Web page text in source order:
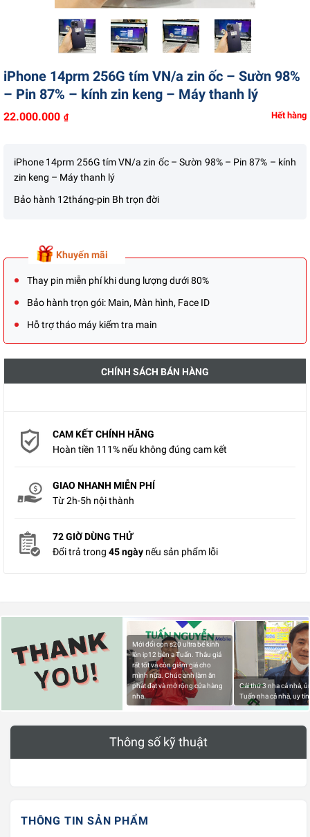
iPhone 14prm 256G tím VN/a zin ốc – Sườn 98%
– Pin 87% – kính zin keng – Máy thanh lý
22.000.000 ₫
iPhone 14prm 256G tím VN/a zin ốc – Sườn 98% – Pin 87% – kính
zin keng – Máy thanh lý
Bảo hành 12tháng-pin Bh trọn đời
Hết hàng
Khuyến mãi
Thay pin miễn phí khi dung lượng dưới 80%
Bảo hành trọn gói: Main, Màn hình, Face ID
Hỗ trợ tháo máy kiểm tra main
CHÍNH SÁCH BÁN HÀNG
CAM KẾT CHÍNH HÃNG
Hoàn tiền 111% nếu không đúng cam kết
GIAO NHANH MIỄN PHÍ
Từ 2h-5h nội thành
72 GIỜ DÙNG THỬ
Đổi trả trong 45 ngày nếu sản phẩm lỗi
Mới đổi con s20 ultra bể kính
lên ip12 bên a Tuấn. Thâu giá
rất tốt và còn giảm giá cho
mình nữa. Chúc anh làm ăn
phát đạt và mở rộng cửa hàng
nha.
Cái thứ 3 nha cả nhà,
Tuấn nha cả nhà, uy
THÔNG TIN SẢN PHẨM
Thông số kỹ thuật